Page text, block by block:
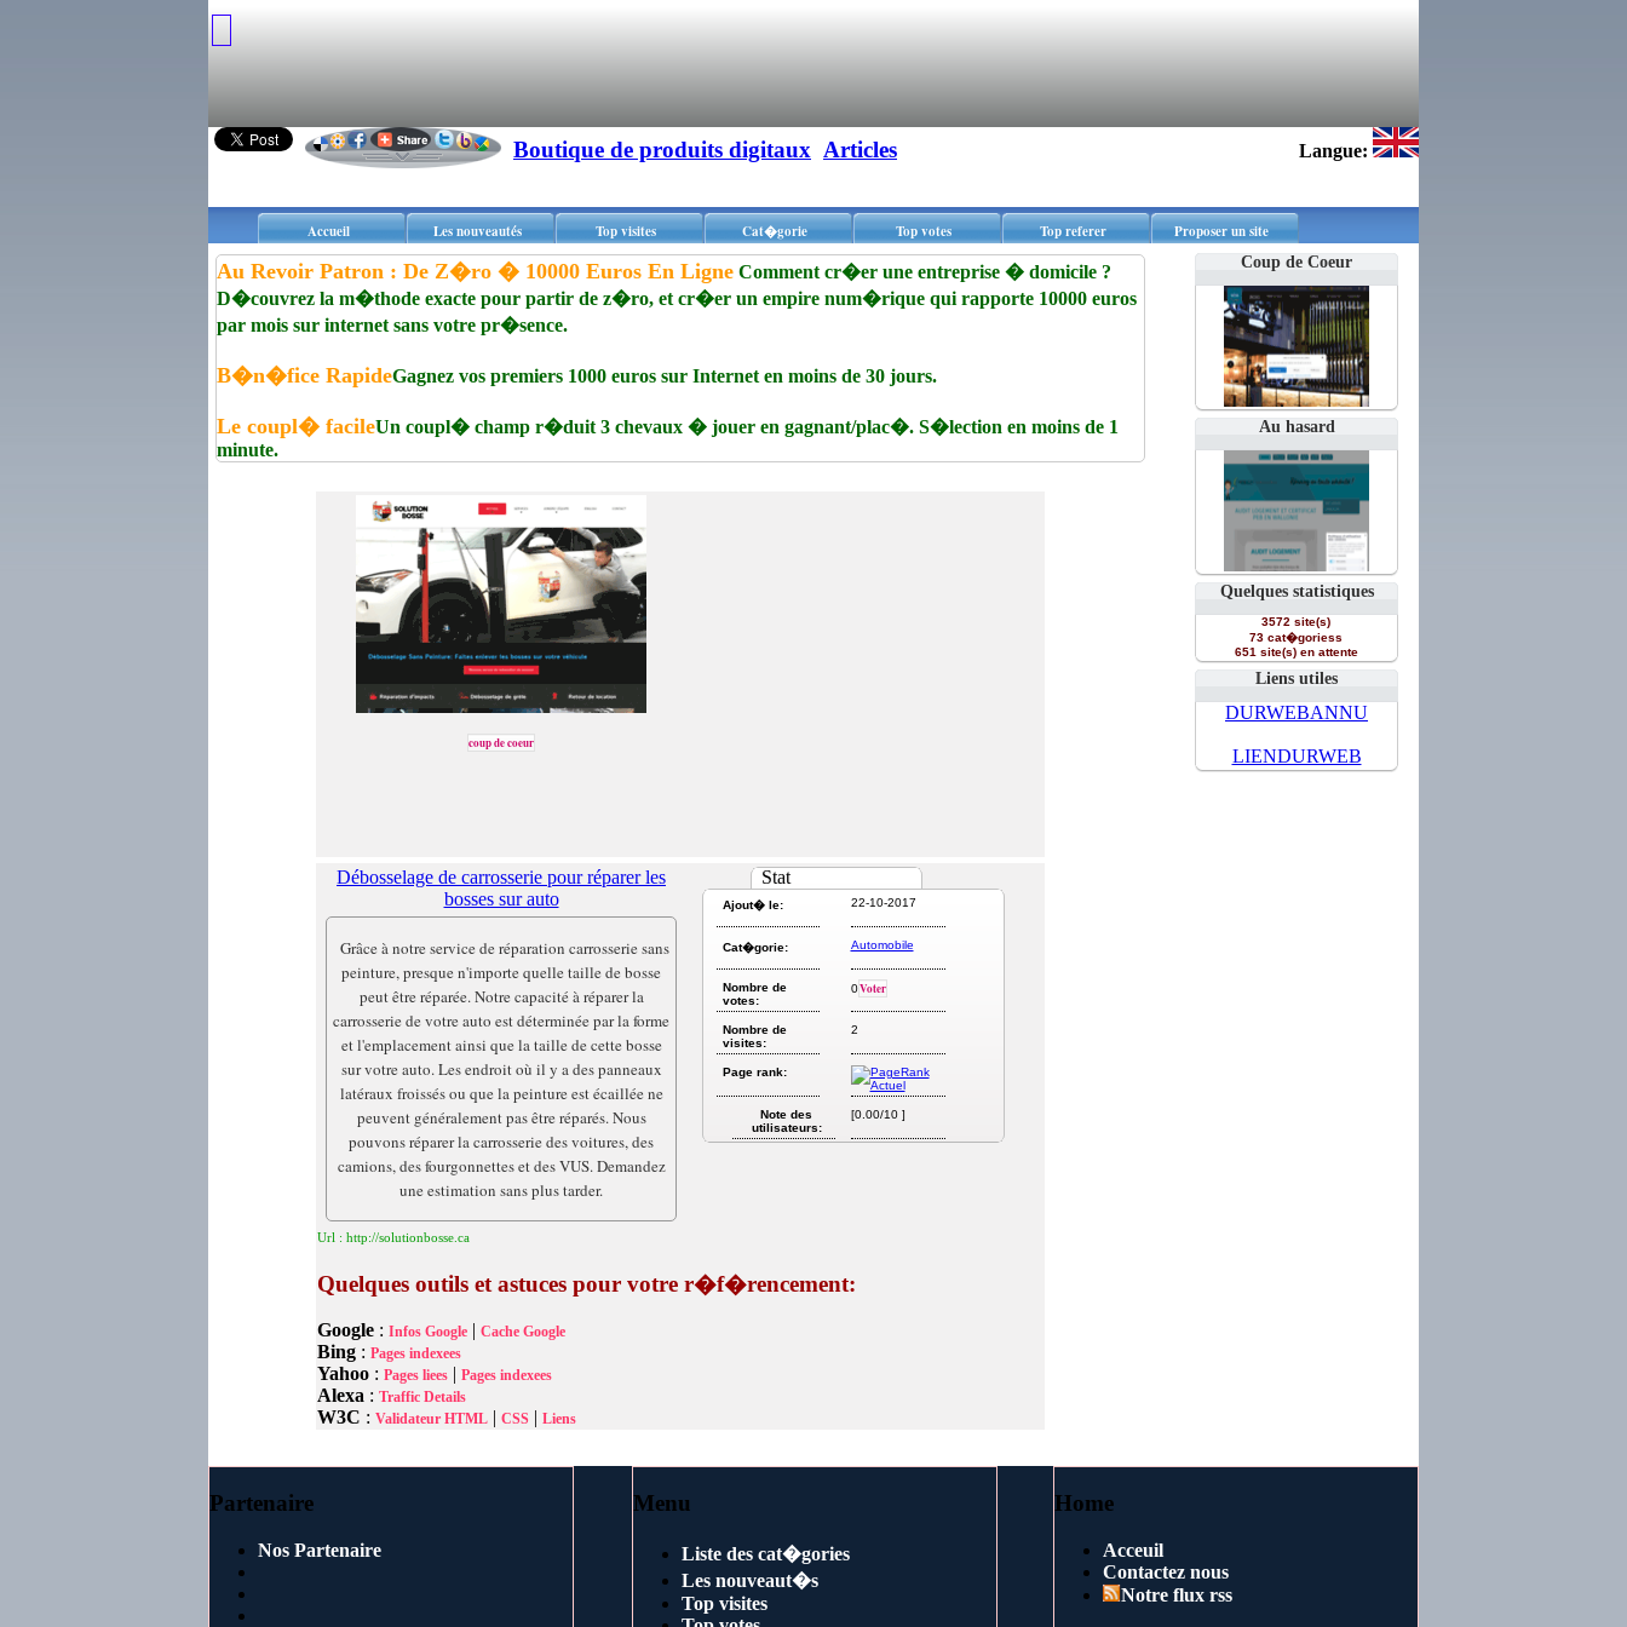
Boutique de produits digitaux Articles Langue:
Accueil Les nouveautés Top visites Cat�gorie Top votes Top referer Proposer un site
Coup de Coeur
Au hasard
Quelques statistiques
3572 site(s)
73 cat�goriess
651 site(s) en attente
Liens utiles
DURWEBANNU
LIENDURWEB
Au Revoir Patron : De Z�ro � 10000 Euros En Ligne Comment cr�er une entreprise � domicile ?
D�couvrez la m�thode exacte pour partir de z�ro, et cr�er un empire num�rique qui rapporte 10000 euros
par mois sur internet sans votre pr�sence.
B�n�fice RapideGagnez vos premiers 1000 euros sur Internet en moins de 30 jours.
Le coupl� facileUn coupl� champ r�duit 3 chevaux � jouer en gagnant/plac�. S�lection en moins de 1
minute.
coup de coeur
Stat
Ajout� le: 22-10-2017
Cat�gorie: Automobile
Nombre de
votes:
0Voter
Nombre de
visites:
2
Page rank:
Note des
utilisateurs:
[0.00/10 ]
Débosselage de carrosserie pour réparer les
bosses sur auto
Grâce à notre service de réparation carrosserie sans
peinture, presque n'importe quelle taille de bosse
peut être réparée. Notre capacité à réparer la
carrosserie de votre auto est déterminée par la forme
et l'emplacement ainsi que la taille de cette bosse
sur votre auto. Les endroit où il y a des panneaux
latéraux froissés ou que la peinture est écaillée ne
peuvent généralement pas être réparés. Nous
pouvons réparer la carrosserie des voitures, des
camions, des fourgonnettes et des VUS. Demandez
une estimation sans plus tarder.
Url : http://solutionbosse.ca
Quelques outils et astuces pour votre r�f�rencement:
Google : Infos Google | Cache Google
Bing : Pages indexees
Yahoo : Pages liees | Pages indexees
Alexa : Traffic Details
W3C : Validateur HTML | CSS | Liens
Home
Acceuil
Contactez nous
Notre flux rss
Menu
Liste des cat�gories
Les nouveaut�s
Top visites
Partenaire
Nos Partenaire